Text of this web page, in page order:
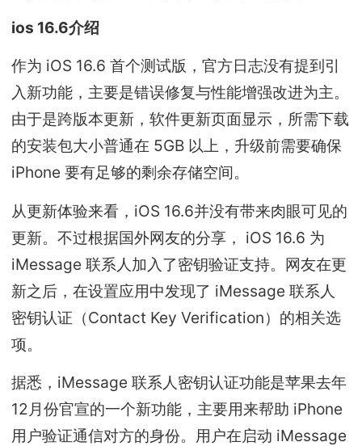
ios 16.6介绍
作为 iOS 16.6 首个测试版，官方日志没有提到引
入新功能，主要是错误修复与性能增强改进为主。
由于是跨版本更新，软件更新页面显示，所需下载
的安装包大小普通在 5GB 以上，升级前需要确保
iPhone 要有足够的剩余存储空间。
从更新体验来看，iOS 16.6并没有带来肉眼可见的
更新。不过根据国外网友的分享， iOS 16.6 为
iMessage 联系人加入了密钥验证支持。网友在更
新之后，在设置应用中发现了 iMessage 联系人
密钥认证（Contact Key Verification）的相关选
项。
据悉，iMessage 联系人密钥认证功能是苹果去年
12月份官宣的一个新功能，主要用来帮助 iPhone
用户验证通信对方的身份。用户在启动 iMessage